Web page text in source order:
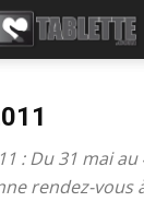
: Du 31 mai
rendez-vous